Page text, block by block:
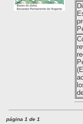
página 1 de 1